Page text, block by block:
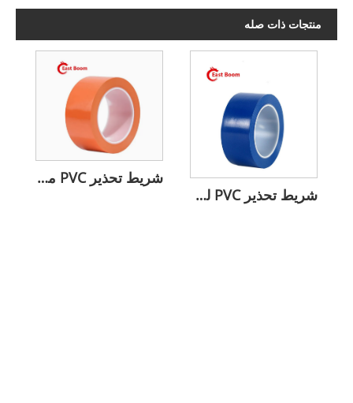
منتجات ذات صله
شريط تحذير PVC مقاوم للماء
شريط تحذير PVC لوضع علامات على البناء